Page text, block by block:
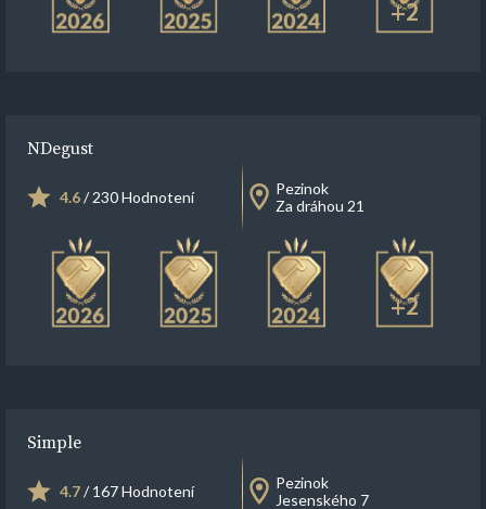
+2
NDegust
4.6/ 230 Hodnotení
Pezinok
Za dráhou 21
+2
Simple
4.7/ 167 Hodnotení
Pezinok
Jesenského 7